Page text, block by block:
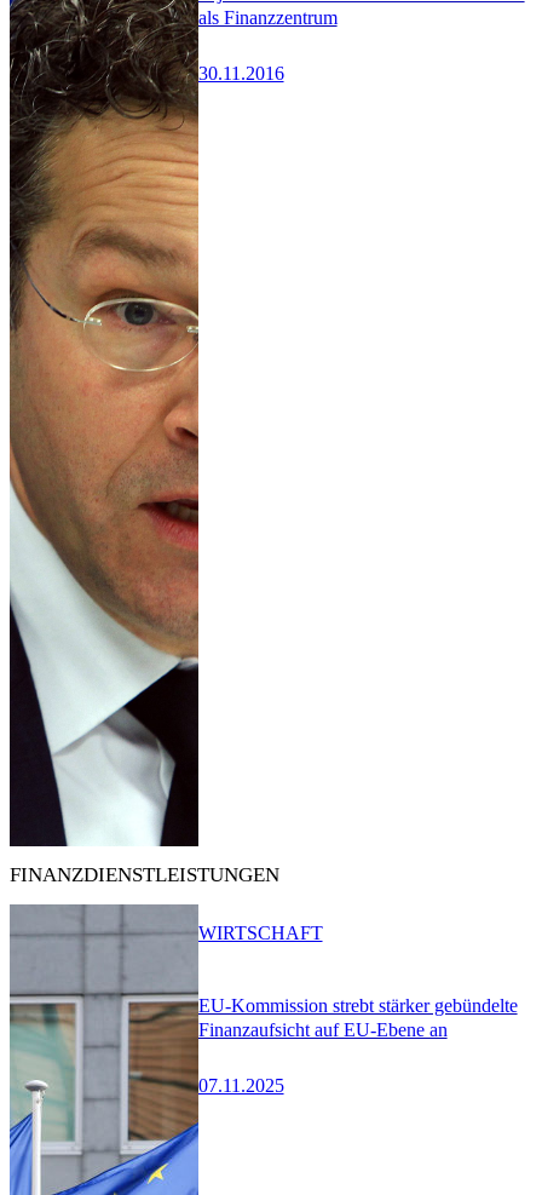
als Finanzzentrum
30.11.2016
FINANZDIENSTLEISTUNGEN
EU-Kommission strebt stärker gebündelte
Finanzaufsicht auf EU-Ebene an
07.11.2025
WIRTSCHAFT